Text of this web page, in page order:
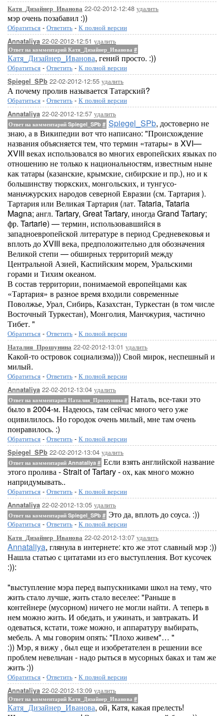
Катя_Дизайнер_Иванова 22-02-2012-12:48 удалить
мэр очень позабавил :))
Обратиться - Ответить - К полной версии
Annataliya 22-02-2012-12:51 удалить
Ответ на комментарий Катя_Дизайнер_Иванова #
Катя_Дизайнер_Иванова, гений просто. :))
Обратиться - Ответить - К полной версии
Spiegel_SPb 22-02-2012-12:55 удалить
А почему пролив называется Татарский?
Обратиться - Ответить - К полной версии
Annataliya 22-02-2012-12:57 удалить
Ответ на комментарий Spiegel_SPb # Spiegel_SPb, достоверно не
знаю, а в Википедии вот что написано: "Происхождение
названия объясняется тем, что термин «татары» в XVI—
XVIII веках использовался во многих европейских языках по
отношению не только к национальностям, известным ныне
как татары (казанские, крымские, сибирские и пр.), но и к
большинству тюркских, монгольских, и тунгусо-
маньчжурских народов северной Евразии (см. Тартария ).
Тартария или Великая Тартария (лат. Tataria, Tataria
Magna; англ. Tartary, Great Tartary, иногда Grand Tartary;
фр. Tartarie) — термин, использовавшийся в
западноевропейской литературе в период Средневековья и
вплоть до XVIII века, предположительно для обозначения
Великой степи — обширных территорий между
Центральной Азией, Каспийским морем, Уральскими
горами и Тихим океаном.
В состав территории, понимаемой европейцами как
«Тартария» в разное время входили современные
Поволжье, Урал, Сибирь, Казахстан, Туркестан (в том числе
Восточный Туркестан), Монголия, Манчжурия, частично
Тибет. "
Обратиться - Ответить - К полной версии
Наталия_Прошунина 22-02-2012-13:01 удалить
Какой-то островок социализма))) Свой мирок, неспешный и
милый.
Обратиться - Ответить - К полной версии
Annataliya 22-02-2012-13:04 удалить
Ответ на комментарий Наталия_Прошунина # Наталь, все-таки это
было в 2004-м. Надеюсь, там сейчас много чего уже
оцивилилось. Но городок очень милый, мне там очень
понравилось. :)
Обратиться - Ответить - К полной версии
Spiegel_SPb 22-02-2012-13:04 удалить
Ответ на комментарий Annataliya # Если взять английской название
этого пролива - Strait of Tartary - ох, как много можно
напридумывать..
Обратиться - Ответить - К полной версии
Annataliya 22-02-2012-13:05 удалить
Ответ на комментарий Spiegel_SPb # Это да, вплоть до соуса. :))
Обратиться - Ответить - К полной версии
Катя_Дизайнер_Иванова 22-02-2012-13:07 удалить
Annataliya, глянула в интернете: кто же этот славный мэр :))
Нашла статью с цитатами из его выступления. Вот кусочек
:)):
"выступление мэра перед выпускниками школ на тему, что
жить стало лучше, жить стало веселее: "Раньше в
контейнере (мусорном) ничего не могли найти. А теперь в
нем можно жить. И обедать, и ужинать, и завтракать. И
одеваться, кстати, тоже можно, и аппаратуру выбирать,
мебель. А мы говорим опять: "Плохо живем"… "
:)) Мэр, я вижу , был еще и изобретателен в решении все
проблем невельчан - надо рыться в мусорных баках и там же
жить :))
Обратиться - Ответить - К полной версии
Annataliya 22-02-2012-13:09 удалить
Ответ на комментарий Катя_Дизайнер_Иванова #
Катя_Дизайнер_Иванова, ой, Катя, какая прелесть!